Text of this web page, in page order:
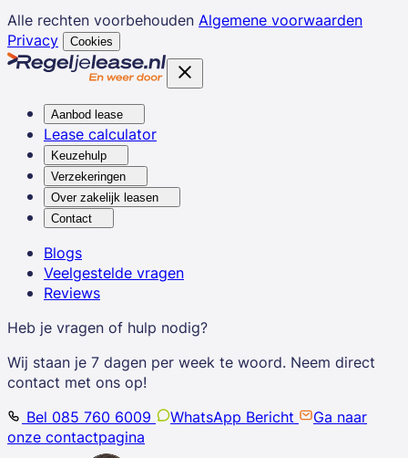
Alle rechten voorbehouden Algemene voorwaarden
Privacy
Cookies
Aanbod lease
Lease calculator
Keuzehulp
Verzekeringen
Over zakelijk leasen
Contact
Blogs
Veelgestelde vragen
Reviews
Heb je vragen of hulp nodig?
Wij staan je 7 dagen per week te woord. Neem direct
contact met ons op!
Bel 085 760 6009
WhatsApp Bericht
Ga naar
onze contactpagina